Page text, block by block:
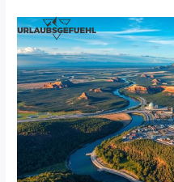
Inhalt
springen